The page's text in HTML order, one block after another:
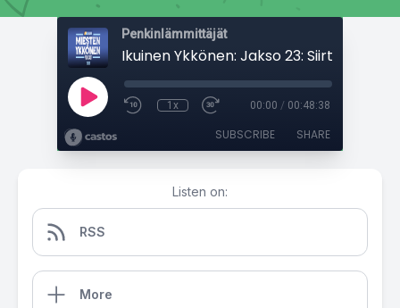
Penkinlämmittäjät
1x 00:00 / 00:48:38
SUBSCRIBE SHARE
Listen on:
RSS
More